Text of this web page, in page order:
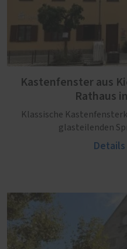
Kastenfenster aus
Rathaus
Klassische
glasteilenden